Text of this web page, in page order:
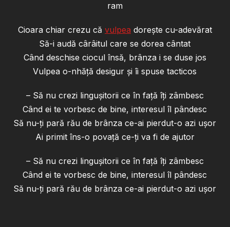
ram
Cioara chiar crezu că vulpea doreşte cu-adevărat
Să-i audă cârâitul care se dorea cântat
Când deschise ciocul însă, brânza i se duse jos
Vulpea o-nhăţă desigur şi îi spuse tacticos
– Să nu crezi linguşitorii ce în faţă îţi zâmbesc
Când ei te vorbesc de bine, interesul îl pândesc
Să nu-ţi pară rău de brânza ce-ai pierdut-o azi uşor
Ai primit îns-o povaţă ce-ţi va fi de ajutor
– Să nu crezi linguşitorii ce în faţă îţi zâmbesc
Când ei te vorbesc de bine, interesul îl pândesc
Să nu-ţi pară rău de brânza ce-ai pierdut-o azi uşor